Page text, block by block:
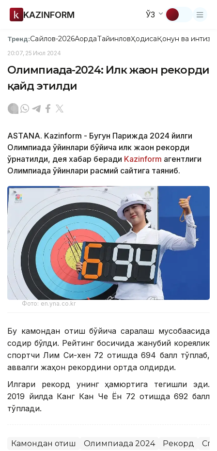
KAZINFORM ЎЗ
Тренд:Сайлов-2026АқордаТайинловҲодисаҚонун ва
20:07, 25 Июл 2024
Олимпиада-2024: Илк жаҳон рекорди
қайд этилди
ASTANA. Kazinform - Бугун Парижда 2024 йилги
Олимпиада ўйинлари бўйича илк жаҳон рекорди
ўрнатилди, дея хабар беради Kazinform агентлиги
Олимпиада ўйинлари расмий сайтига таяниб.
Фото: en.yna.co.kr
Бу камондан отиш бўйича саралаш мусобақасида
содир бўлди. Рейтинг босқичида жанубий кореялик
спортчи Лим Си-хен 72 отишда 694 балл тўплаб,
аввалги жаҳон рекордини ортда қолдирди.
Илгари рекорд унинг ҳамюртига тегишли эди.
2019 йилда Канг Кан Че Ён 72 отишда 692 балл
тўплади.
Камондан отиш Олимпиада 2024 Рекорд